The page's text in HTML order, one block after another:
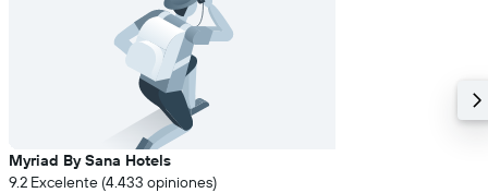
Myriad By Sana Hotels
9.2 Excelente (4.433 opiniones)